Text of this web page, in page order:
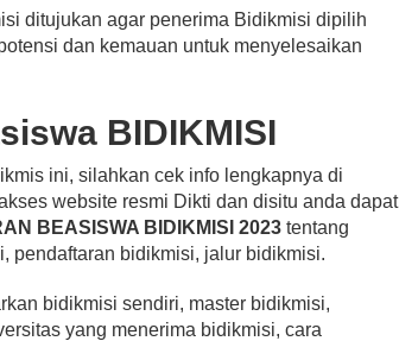
ditujukan agar penerima Bidikmisi dipilih
dan kemauan untuk menyelesaikan
BIDIKMISI
ini, silahkan cek info lengkapnya di
website resmi Dikti dan disitu anda dapat
BEASISWA BIDIKMISI 2023 tentang
pendaftaran bidikmisi, jalur bidikmisi.
bidikmisi sendiri, master bidikmisi,
yang menerima bidikmisi, cara